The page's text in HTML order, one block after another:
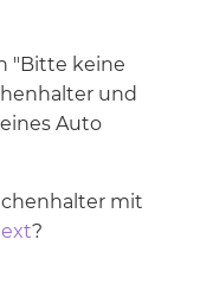
"Bitte keine
und
Auto
mit
?